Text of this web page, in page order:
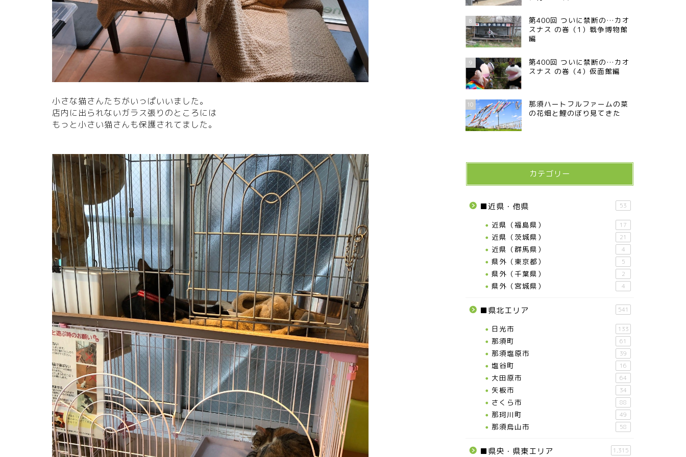
小さな猫さんたちがいっぱいいました。
店内に出られないガラス張りのところには
もっと小さい猫さんも保護されてました。
8
第400回 ついに禁断の…カオ
スナス の巻（1）戦争博物館
編
9
第400回 ついに禁断の…カオ
スナス の巻（4）仮面館編
10
那須ハートフルファームの菜
の花畑と鯉のぼり見てきた
カテゴリー
■近県・他県 53
近県（福島県） 17
近県（茨城県） 21
近県（群馬県） 4
県外（東京都） 5
県外（千葉県） 2
県外（宮城県） 4
■県北エリア 541
日光市 133
那須町 61
那須塩原市 39
塩谷町 16
大田原市 64
矢板市 34
さくら市 88
那珂川町 49
那須烏山市 58
■県央・県東エリア 1,315